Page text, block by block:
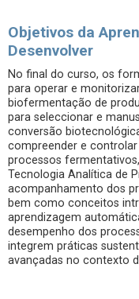
Objetivos da
Desenvolver
No final do curso, os
para operar e
biofermentação de
para seleccionar e
conversão
compreender e
processos
Tecnologia Analítica de
acompanhamento dos
bem como conceitos
aprendizagem
desempenho dos
integrem práticas
avançadas no contexto